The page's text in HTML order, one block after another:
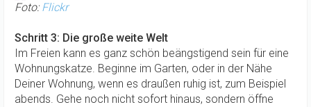
Foto:Flickr
Schritt 3: Die große weite Welt
Im Freien kann es ganz schön beängstigend sein für eine
Wohnungskatze. Beginne im Garten, oder in der Nähe
Deiner Wohnung, wenn es draußen ruhig ist, zum Beispiel
abends. Gehe noch nicht sofort hinaus, sondern öffne